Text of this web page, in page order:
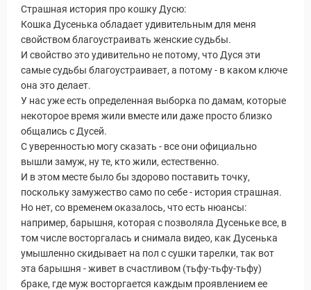
Страшная история про кошку Дусю:
Кошка Дусенька обладает удивительным для меня
свойством благоустраивать женские судьбы.
И свойство это удивительно не потому, что Дуся эти
самые судьбы благоустраивает, а потому - в каком ключе
она это делает.
У нас уже есть определенная выборка по дамам, которые
некоторое время жили вместе или даже просто близко
общались с Дусей.
С уверенностью могу сказать - все они официально
вышли замуж, ну те, кто жили, естественно.
И в этом месте было бы здорово поставить точку,
поскольку замужество само по себе - история страшная.
Но нет, со временем оказалось, что есть нюансы:
например, барышня, которая с позволяла Дусеньке все, в
том числе восторгалась и снимала видео, как Дусенька
умышленно скидывает на пол с сушки тарелки, так вот
эта барышня - живет в счастливом (тьфу-тьфу-тьфу)
браке, где муж восторгается каждым проявлением ее